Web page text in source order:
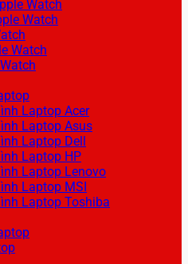
Watch
Watch
Watch
Laptop Acer
Laptop Asus
Laptop Dell
Laptop HP
Laptop Lenovo
Laptop MSI
Laptop Toshiba